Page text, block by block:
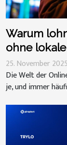
Warum
ohne
25. November
Die Welt der
je, und immer